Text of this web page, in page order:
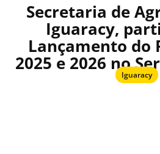
Secretaria de
Iguaracy,
Lançamento do
2025 e 2026 no
Iguaracy